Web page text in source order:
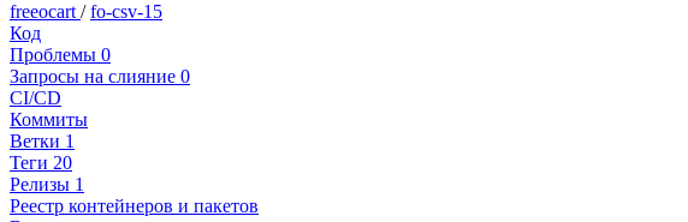
freeocart / fo-csv-15
Код
Проблемы 0
Запросы на слияние 0
CI/CD
Коммиты
Ветки 1
Теги 20
Релизы 1
Реестр контейнеров и пакетов